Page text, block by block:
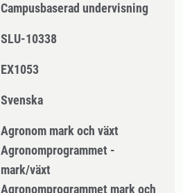
Campusbaserad undervisning
SLU-10338
EX1053
Svenska
Agronom mark och växt
Agronomprogrammet -
mark/växt
Agronomprogrammet mark och